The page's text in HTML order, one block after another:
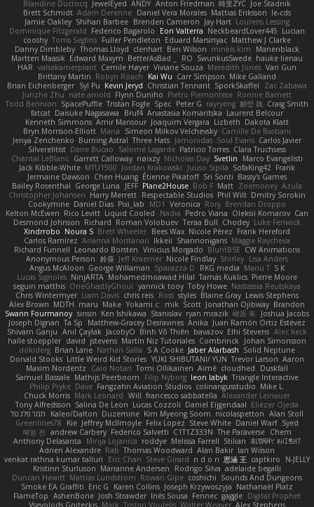
Blandine Ducrocq JewelEyed ANDY Anton Friedman 時里ZYC Joe Stadnik
Brett Schmidt Adam Derenne Daniel Vera Morales Mattias Eriksson le-cds
Jamie Oakley Shihan Barbee Brenden Cameron Jay Hart Lourens Lessing
Dominique Fitzgerald Federico Bagarolo Eon Valterra NeckbeardLover445 Lucian
cooshy Toms Seglins Fuller Pendleton Eduard Marsinyac Matthew J Clarke
Danny Dimbleby Thomas Lloyd clenhart Ben Wilson minkis kim
Manenblack
Martten Maasik Edward Maxym BetterAsBad _ RO SwunkusSwede hauke lienau
HAR valsekamerplant Cemile Høyer Viviane Souza Meredith Jones Van Gun
Brittany Martin Robyn Roach Kai Wu Carr Simpson Mike Galland
Brian Eichenberger Syl Pu Kevin Jeryd Christian Tennant SporkSkaffel
Zac Zabawa
Junzhe Zhu nate arnold Flynn Duniho Pietro Piemontese Ronnie Barnett
Todd Bennion SpacePuffle Tristan Fogle Spec Peter G rayryeng 鸝瑩 魏 Craig Smith
fatcat Daisuke Nagasawa Bruf4 Anastasia Komaritska Laurent Belcour
Kenneth Simmons Amir Mansour Joaquim Vergara Lizbeth Dakota Klatt
Bryn Morrison-Elliott Mana Simeon Milkov Velchevsky Camille De Bastiani
Jenya Zenchenko Burning Astral Three Hats Jamonidas Soul Evans Carlos Javier
Silverelitist Dane Bucao Salomé Lagarde Patricio Torres Clara Truchsess
Chantal LeBlanc Garrett Calloway nøixzy Nicholas Day Svetlin
Marco Evangelisti
Jack Kibble-White MTU1500 Jordan Krakowski Juuso Sipilä SofaKing42 Frank
Jermaine Dawson Chen Huang Étienne Pikatoff Sri Sonti Bassy's Games
Bailey Rosenthal George Luna JEFF Plane2House Bob F Matt Zoemoney Azula
Christopher Johansen Harry Merrett Respectable Studios Phil Wilt Dmitry Sorokin
Cookymine Daniel Dias Pixi_lab MD1 Veronica Rory Brendan Droppo
Kelton McEwen Rico Levitt Liquid Cooled Nadia Pedro Viana Oleksii Komarov Can
Desmond Johnson Richard Roman Volobuev Teraa Bull Chodey Luke Fenwick
Xindrrobo Noura S Brett Wheeler Bees Wax Nicole Pérez Frank Hereford
Carlos Ramírez Arianna Montanari Ikkeii Shannonigans Maggie Raycheva
Richard Funnell Leonardo Borsten Vinicius Morgado BluntBSE CW Animations
Anonymous Person 鈴葵 Jeff Kraemer Nicole Findlay Shirley Lisa Anders
Angus McAloon George Willaman Sparazza D RKG media Manu T S K
Lucas Signoles NinjARTA Mohamedmoawad Hilal Tamás Kuklics Pierre Moore
seguin matthis OneGhastlyGhoul yannick tooy Toby Howe Nastassia Reutskaya
Chris Wintermyer Liam Davis chris reis Ross styles Blaine Gray Lewis Stephens
Alex Brown MDTH maru Make Yokami c: mik Scott Jonathan Ojibway Brandon
Swann Fourmanoy sinsin Ken Ishikawa Stanislav ryan mrazik 峻辰 朱
Joshua Jacobs
Joseph Dignan Ta Sp Matthew-Gracey Desravines Anika Juan Ramón Ortiz Estévez
Shivam Ganju Anıl Çaylak JacobyO Bình Võ Thiên bavazov Elhi Stevens Alec Keck
halle stoeppler david jstevens Martín Niz Tutoriales Combrinck Johan Simonsson
dokiderg Brian Lane Nathan Salla S A Cooke Jaber Alarbash Solid Neptune
Donald Stooks Little Weird Kid Stories YUKI SHIBUTANI/ YUN Trevor Larson Aaron
Maxim Nordentz
Caio Notari Tomi Ollikainen Aimé cloudhed
Duskfall
Samuel Bassale Mathijs Peerboom Filip Nyborg leon labyk Triangle Interactive
Philip Pryke Dave Fangzahn Aviation Studios colinangusstudio Mike L.
Chuck Morris Mark Leonard Will francesco sabbatella Alexander Leinauer
Tony Alfredsson Salina De Leon Lucas Cozzoli Daniel Eijgendaal Eliézer Ojeda
תמר פלג טל
Kaleo/Dalton Duzemine Kim Myeong Soom nicolaspetton Alan Stoll
Greenlines78
Kie Jeffrey McIlmoyle Felix Lopez Steve White Daniel Warf Syed
혜영 전 andrew Carbery Federico Salvetti C1T1Z333N The Paraverse Chem
Anthony Delasanta
Minja Lojanica roddye Melissa Farrell Stilian ꌃ꒒ꀎꋪꋪꌩ ꀘꈤꀤꁅꃅ꓄
Adrien Alexandre Rab Thomas Woodward Alan Bakir Ian Wilson
venkat rathna kumar talluri
Eric Chan Steve Girard n d o n 思涵 王 captkiro
N-JELLY
Kristinn Sturluson Marianne Andersen Rodrigo Silva adelaide begalli
Duncan Hewitt Mattias Lundstrom Rowan Gipe coshichi Sounds And Dungeons
Smoke EA Graffiti Eric G Karen Collins Joseph Krzywoszyja Nathanaël Platz
FlameTop AshenBone Josh Strawder Inês Sousa Fennec gaggle Digital Prophet
Vsevolods Gniteckis Mark Tristan Voulelis Walter Weaver Alex Stephens